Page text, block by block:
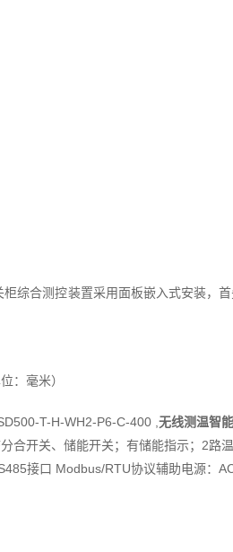
柜综合测控装置采用面板嵌入式安装，
：毫米）
T-H-WH2-P6-C-400 , 无线测温智
合开关、储能开关；有储能指示；2路
接口 Modbus/RTU协议辅助电源：